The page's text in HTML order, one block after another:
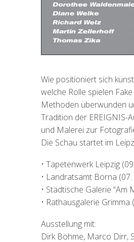
Wie positioniert sich
welche Rolle spielen
Methoden überwunden
Tradition der EREIGNIS-
und Malerei zur
Die Schau startet im
• Tapetenwerk Leipzig
• Landratsamt Borna
• Städtische Galerie “Am
• Rathausgalerie
Ausstellung mit:
Dirk Böhme, Marco Dirr,